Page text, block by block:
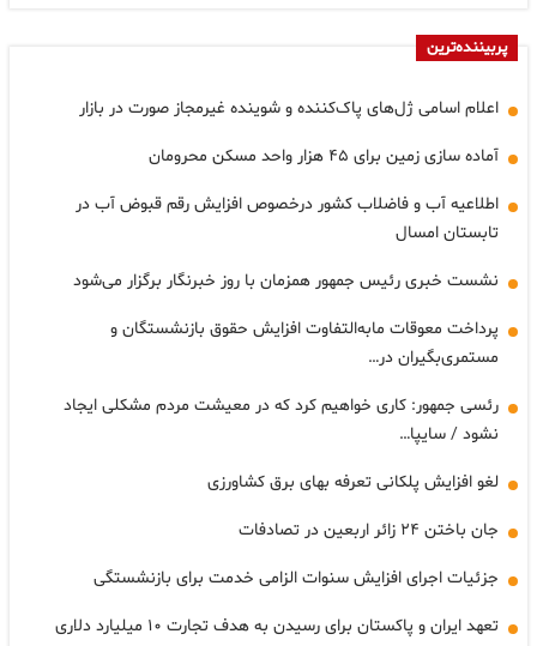
پربیننده‌ترین
اعلام اسامی ژل‌های پاک‌کننده و شوینده غیرمجاز صورت در بازار
آماده سازی زمین برای ۴۵ هزار واحد مسکن محرومان
اطلاعیه آب و فاضلاب کشور درخصوص افزایش رقم قبوض آب در
تابستان امسال
نشست خبری رئیس جمهور همزمان با روز خبرنگار برگزار می‌شود
پرداخت معوقات مابه‌التفاوت افزایش حقوق بازنشستگان و
مستمری‌بگیران در…
رئسی جمهور: کاری خواهیم کرد که در معیشت مردم مشکلی ایجاد
نشود / سایپا…
لغو افزایش پلکانی تعرفه بهای برق کشاورزی
جان باختن ۲۴ زائر اربعین در تصادفات
جزئیات اجرای افزایش سنوات الزامی خدمت برای بازنشستگی
تعهد ایران و پاکستان برای رسیدن به هدف تجارت ۱۰ میلیارد دلاری